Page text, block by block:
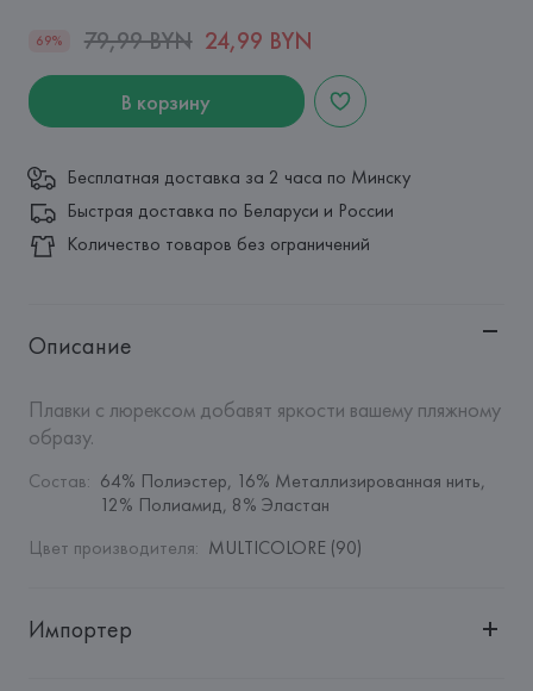
69% 79,99 BYN 24,99 BYN
В корзину
Бесплатная доставка за 2 часа по Минску
Быстрая доставка по Беларуси и России
Количество товаров без ограничений
Описание
Плавки с люрексом добавят яркости вашему пляжному
образу.
Состав: 64% Полиэстер, 16% Металлизированная нить,
12% Полиамид, 8% Эластан
Цвет производителя: MULTICOLORE (90)
Импортер